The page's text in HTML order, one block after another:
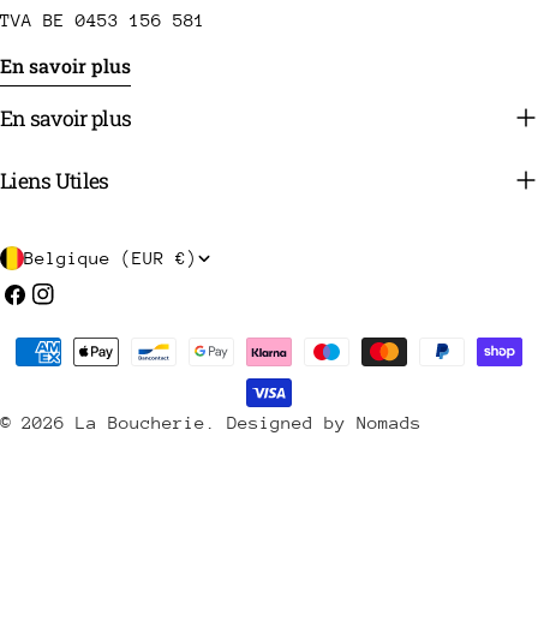
TVA BE 0453 156 581
En savoir plus
En savoir plus
Liens Utiles
P
a
/
Belgique (EUR €)
Facebook
Instagram
© 2026 La Boucherie Designed by Nomads
Méthodes
payement